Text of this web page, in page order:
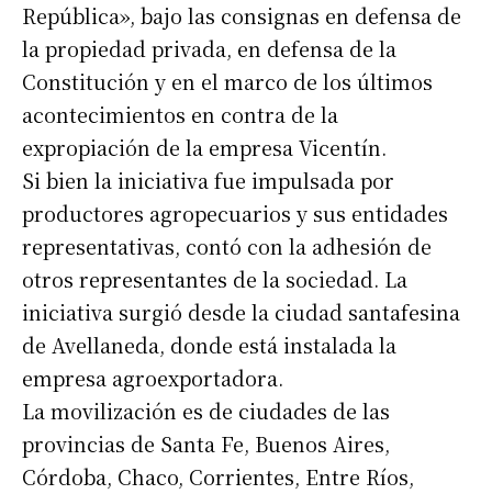
República», bajo las consignas en defensa de
la propiedad privada, en defensa de la
Constitución y en el marco de los últimos
acontecimientos en contra de la
expropiación de la empresa Vicentín.
Si bien la iniciativa fue impulsada por
productores agropecuarios y sus entidades
representativas, contó con la adhesión de
otros representantes de la sociedad. La
iniciativa surgió desde la ciudad santafesina
de Avellaneda, donde está instalada la
empresa agroexportadora.
La movilización es de ciudades de las
provincias de Santa Fe, Buenos Aires,
Córdoba, Chaco, Corrientes, Entre Ríos,